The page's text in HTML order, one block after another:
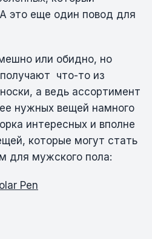
это еще один повод для
или обидно, но
что-то из
а ведь ассортимент
нужных вещей намного
интересных и вполне
которые могут стать
для мужского пола:
Pen